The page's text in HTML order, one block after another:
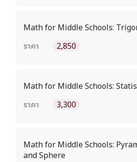
Math for Middle Schools:
ราคา
2,850
Math for Middle Schools:
ราคา
3,300
Math for Middle Schools:
and Sphere